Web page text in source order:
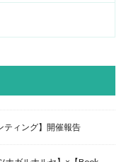
ィング】開催報告